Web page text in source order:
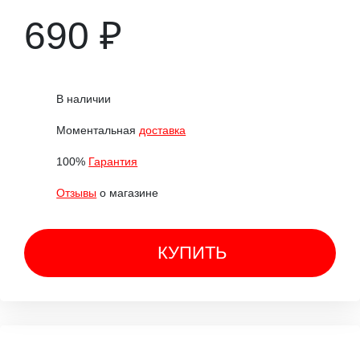
690 ₽
В наличии
Моментальная доставка
100% Гарантия
Отзывы о магазине
КУПИТЬ